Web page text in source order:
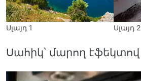
Սլայդ 1 Սլայդ 2
Սահիկ՝ մարող էֆեկտով